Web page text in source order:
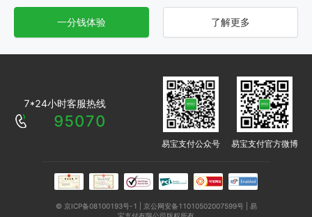
一分钱体验 了解更多
7*24小时客服热线
95070
易宝支付公众号 易宝支付官方微博
© 京ICP备08100193号-1 | 京公网安备11010502007599号 | 易